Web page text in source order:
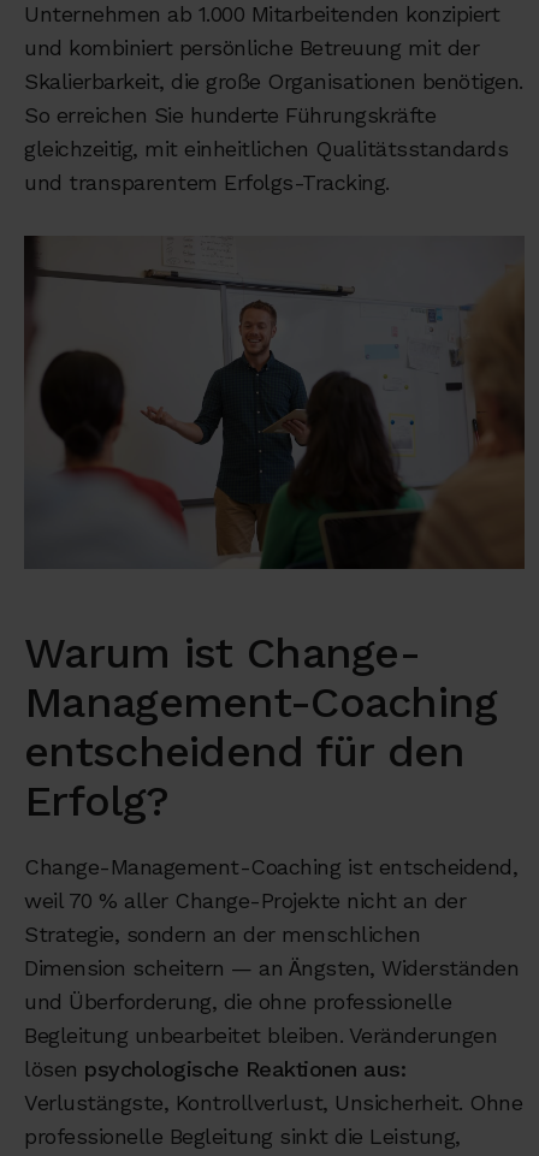
Unternehmen ab 1.000 Mitarbeitenden konzipiert
und kombiniert persönliche Betreuung mit der
Skalierbarkeit, die große Organisationen benötigen.
So erreichen Sie hunderte Führungskräfte
gleichzeitig, mit einheitlichen Qualitätsstandards
und transparentem Erfolgs-Tracking.
Warum ist Change-
Management-Coaching
entscheidend für den
Erfolg?
Change-Management-Coaching ist entscheidend,
weil 70 % aller Change-Projekte nicht an der
Strategie, sondern an der menschlichen
Dimension scheitern — an Ängsten, Widerständen
und Überforderung, die ohne professionelle
Begleitung unbearbeitet bleiben. Veränderungen
lösen psychologische Reaktionen aus:
Verlustängste, Kontrollverlust, Unsicherheit. Ohne
professionelle Begleitung sinkt die Leistung,